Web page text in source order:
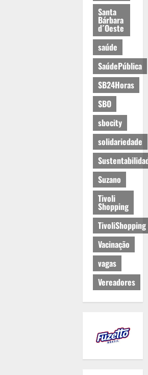
Santa
Bárbara
d´Oeste
saúde
SaúdePública
SB24Horas
SBO
sbocity
solidariedade
Suzano
Tivoli
Shopping
TivoliShopping
Vacinação
vagas
Vereadores